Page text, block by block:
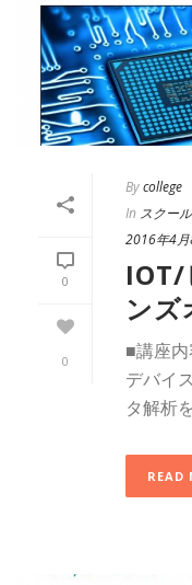
0
0
Bycollege
In スクー
2016年4
IOT/
ンズ
■講座
デバイ
タ解析
READ